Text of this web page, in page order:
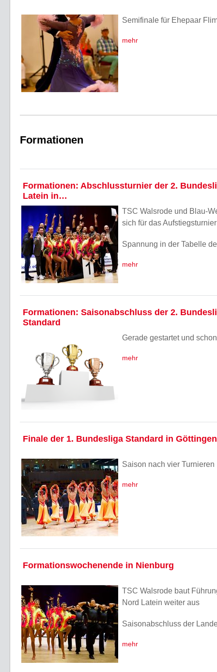
Semifinale für Ehepaar
mehr
Formationen
Formationen: Abschlussturnier der 2.
Latein in…
TSC Walsrode und Blau-
sich für das
Spannung in der Tabelle
mehr
Formationen: Saisonabschluss der 2.
Standard
Gerade gestartet und
mehr
Finale der 1. Bundesliga Standard in Göttingen
Saison nach vier Turnieren
mehr
Formationswochenende in Nienburg
TSC Walsrode baut
Nord Latein weiter aus
Saisonabschluss der
mehr